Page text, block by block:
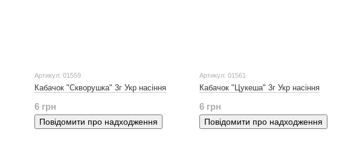
Артикул: 01559
Кабачок "Скворушка" 3г Укр насіння
6 грн
Повідомити про надходження
Артикул: 01561
Кабачок "Цукеша" 3г Укр насіння
6 грн
Повідомити про надходження